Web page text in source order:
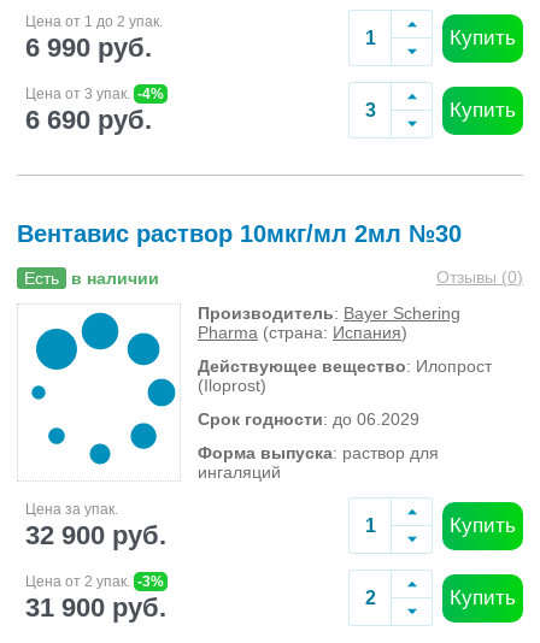
Цена от 1 до 2 упак.
6 990 руб. Купить
Цена от 3 упак. -4%
6 690 руб. Купить
Вентавис раствор 10мкг/мл 2мл №30
Есть в наличии Отзывы (0)
Производитель: Bayer Schering
Pharma (страна: Испания)
Действующее вещество: Илопрост
(Iloprost)
Срок годности: до 06.2029
Форма выпуска: раствор для
ингаляций
Цена за упак.
32 900 руб. Купить
Цена от 2 упак. -3%
31 900 руб. Купить